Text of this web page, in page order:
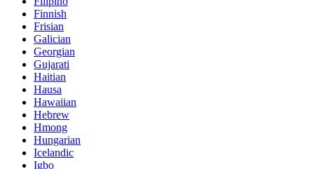
Finnish
Frisian
Galician
Georgian
Gujarati
Haitian
Hausa
Hawaiian
Hebrew
Hmong
Hungarian
Icelandic
Igbo